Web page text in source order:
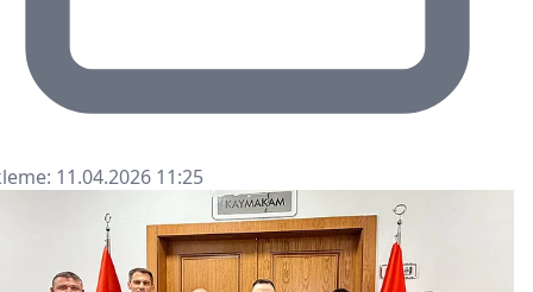
11.04.2026 11:25